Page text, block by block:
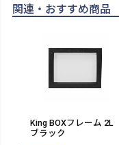
関連・おすすめ商品
King BOXフレーム 2L
ブラック